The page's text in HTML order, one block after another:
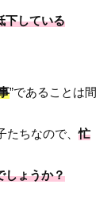
下している
”であることは間
たちなので、忙
しょうか？